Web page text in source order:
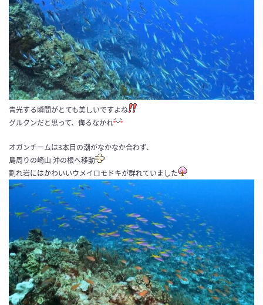
青光する瞬間がとても美しいですよね
グルクンだと思って、侮るなかれ
オガンチームは3本目の潮がなかなか合わず、
島周りの崎山 沖の根へ移動
割れ岩にはかわいいウメイロモドキが群れていました